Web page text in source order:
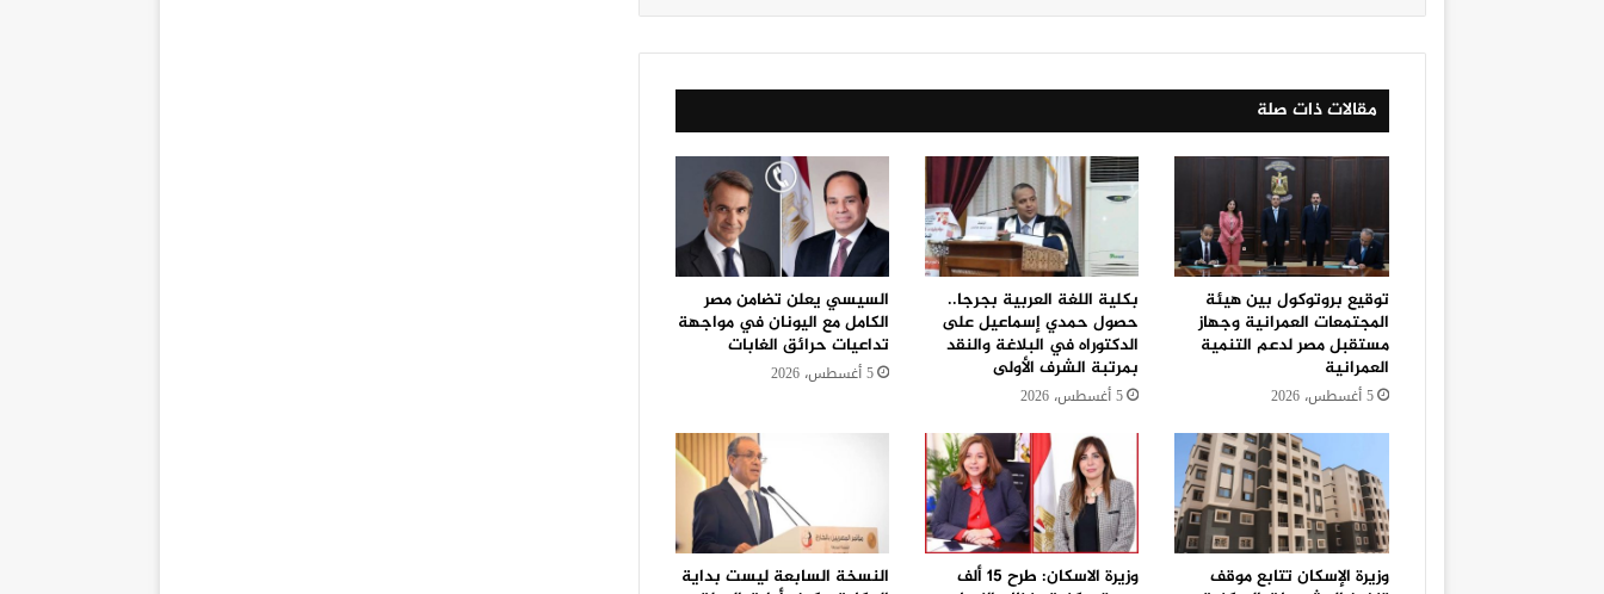
مقالات ذات صلة
توقيع بروتوكول بين هيئة
المجتمعات العمرانية وجهاز
مستقبل مصر لدعم التنمية
العمرانية
5 أغسطس، 2026
بكلية اللغة العربية بجرجا..
حصول حمدي إسماعيل على
الدكتوراه في البلاغة والنقد
بمرتبة الشرف الأولى
5 أغسطس، 2026
السيسي يعلن تضامن مصر
الكامل مع اليونان في مواجهة
تداعيات حرائق الغابات
5 أغسطس، 2026
وزيرة الإسكان تتابع موقف
وزيرة الاسكان: طرح 15 ألف
النسخة السابعة ليست بداية